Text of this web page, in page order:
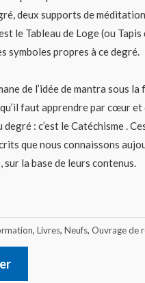
deux supports de
le Tableau de Loge (ou
symboles propres à ce degré.
de l’idée de mantra sous
faut apprendre par cœur
: c’est le Catéchisme .
que nous connaissons
la base de leurs contenus.
, Livres, Neufs, Ouvrage de